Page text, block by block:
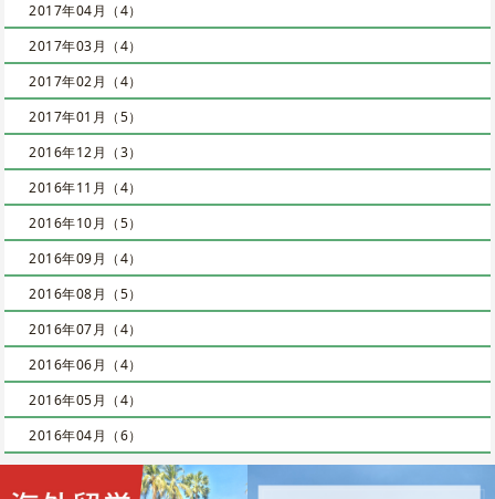
2017年04月（4）
2017年03月（4）
2017年02月（4）
2017年01月（5）
2016年12月（3）
2016年11月（4）
2016年10月（5）
2016年09月（4）
2016年08月（5）
2016年07月（4）
2016年06月（4）
2016年05月（4）
2016年04月（6）